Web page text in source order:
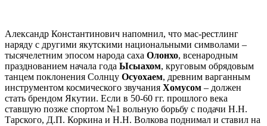
Александр Константинович напомнил, что мас-рестлинг
наряду с другими якутскими национальными символами –
тысячелетним эпосом народа саха Олонхо, всенародным
празднованием начала года Ысыахом, круговым обрядовым
танцем поклонения Солнцу Осуохаем, древним варганным
инструментом космического звучания Хомусом – должен
стать брендом Якутии. Если в 50-60 гг. прошлого века
ставшую позже спортом №1 вольную борьбу с подачи Н.Н.
Тарского, Д.П. Коркина и Н.Н. Волкова поднимал и ставил на